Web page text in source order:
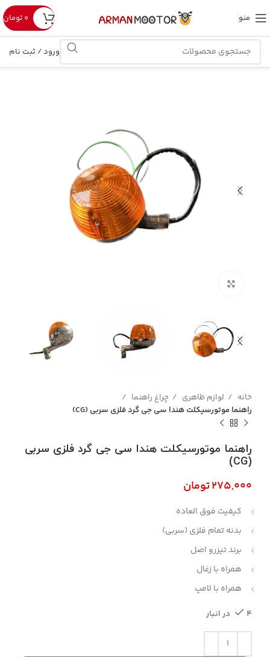
منو ۰ تومان
ورود / ثبت نام
خانه لوازم ظاهری
چراغ راهنما
راهنما موتورسیکلت هندا سی جی گرد فلزی سربی (CG)
راهنما موتورسیکلت هندا سی جی گرد فلزی سربی
(CG)
تومان
کیفیت فوق العاده
بدنه تمام فلزی (سربی)
برند تیزرو اصل
همراه با زغال
همراه با لامپ
4 در انبار